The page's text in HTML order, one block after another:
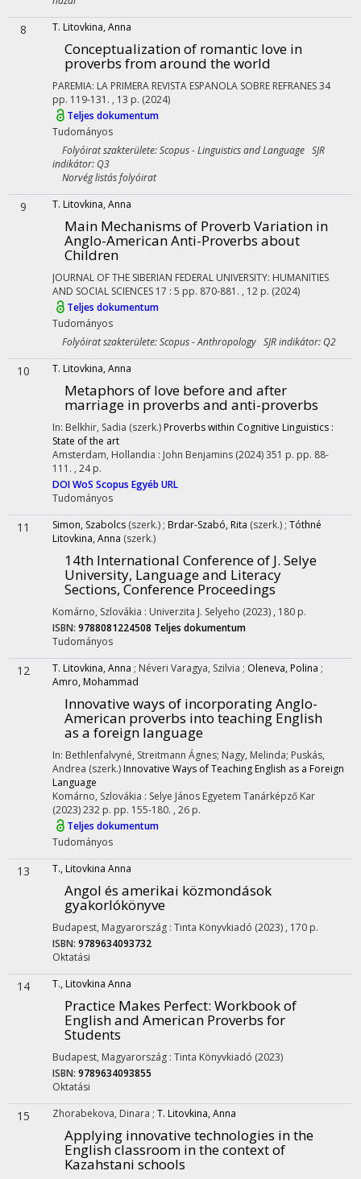
8 T. Litovkina, Anna
Conceptualization of romantic love in
proverbs from around the world
PAREMIA: LA PRIMERA REVISTA ESPANOLA SOBRE REFRANES34
pp. 119-131. , 13 p. (2024)
Teljes dokumentum
Tudományos
Folyóirat szakterülete: Scopus - Linguistics and Language SJR
indikátor: Q3
Norvég listás folyóirat
9 T. Litovkina, Anna
Main Mechanisms of Proverb Variation in
Anglo-American Anti-Proverbs about
Children
JOURNAL OF THE SIBERIAN FEDERAL UNIVERSITY: HUMANITIES
AND SOCIAL SCIENCES 17 : 5 pp. 870-881. , 12 p. (2024)
Teljes dokumentum
Tudományos
Folyóirat szakterülete: Scopus - Anthropology SJR indikátor: Q2
10 T. Litovkina, Anna
Metaphors of love before and after
marriage in proverbs and anti-proverbs
In: Belkhir, Sadia (szerk.) Proverbs within Cognitive Linguistics :
State of the art
Amsterdam, Hollandia : John Benjamins (2024)351 p. pp. 88-
111. , 24 p.
DOIWoS Scopus Egyéb URL
Tudományos
11 Simon, Szabolcs (szerk.) ; Brdar-Szabó, Rita (szerk.) ; Tóthné
Litovkina, Anna (szerk.)
14th International Conference of J. Selye
University, Language and Literacy
Sections, Conference Proceedings
Komárno, Szlovákia : Univerzita J. Selyeho (2023) , 180 p.
ISBN: 9788081224508 Teljes dokumentum
Tudományos
12 T. Litovkina, Anna ; Néveri Varagya, Szilvia ; Oleneva, Polina ;
Amro, Mohammad
Innovative ways of incorporating Anglo-
American proverbs into teaching English
as a foreign language
In: Bethlenfalvyné, Streitmann Ágnes; Nagy, Melinda; Puskás,
Andrea (szerk.) Innovative Ways of Teaching English as a Foreign
Language
Komárno, Szlovákia : Selye János Egyetem Tanárképző Kar
(2023)232 p. pp. 155-180. , 26 p.
Teljes dokumentum
Tudományos
13 T., Litovkina Anna
Angol és amerikai közmondások
gyakorlókönyve
Budapest, Magyarország : Tinta Könyvkiadó (2023) , 170 p.
ISBN: 9789634093732
Oktatási
14 T., Litovkina Anna
Practice Makes Perfect: Workbook of
English and American Proverbs for
Students
Budapest, Magyarország : Tinta Könyvkiadó (2023)
ISBN: 9789634093855
Oktatási
15 Zhorabekova, Dinara ; T. Litovkina, Anna
Applying innovative technologies in the
English classroom in the context of
Kazahstani schools